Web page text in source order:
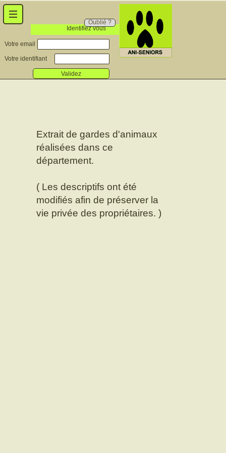
Identifiez vous
Oublié ?
Votre email
Votre identifiant
Validez
Extrait de gardes d'animaux
réalisées dans ce
département.
( Les descriptifs ont été
modifiés afin de préserver la
vie privée des propriétaires. )